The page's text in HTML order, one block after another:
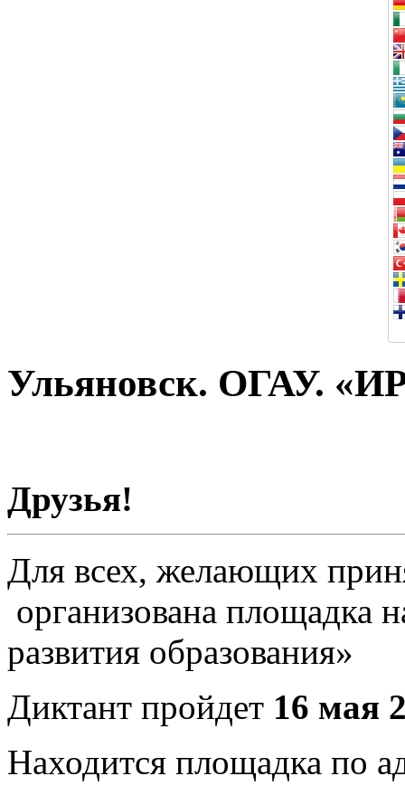
Ульяновск. ОГАУ.
Друзья!
Для всех, желающих
организована площадка
развития образования»
Диктант пройдет 16 мая
Находится площадка по